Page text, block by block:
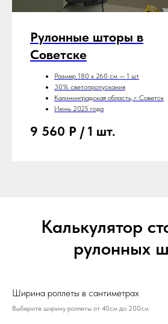
Рулонные шторы в
Советске
Размер 180 х 260 см — 1 шт
30% светопропускания
Калининградская область, г. Советск
Июнь 2025 года
9 560 Р / 1 шт.
Калькулятор
рулонных
Ширина роллеты в сантиметрах
Выберите ширину роллеты от 40см до 200см